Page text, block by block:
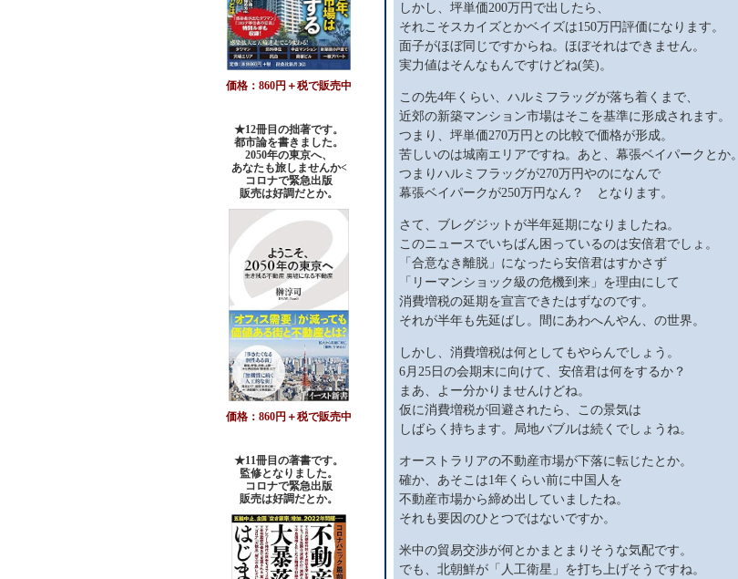
価格：860円＋税で販売中
★12冊目の拙著です。
都市論を書きました。
2050年の東京へ、
あなたも旅しませんか<
コロナで緊急出版
販売は好調だとか。
価格：860円＋税で販売中
★11冊目の著書です。
監修となりました。
コロナで緊急出版
販売は好調だとか。
しかし、坪単価200万円で出したら、
それこそスカイズとかベイズは150万円評価になります。
面子がほぼ同じですからね。ほぼそれはできません。
実力値はそんなもんですけどね(笑)。
この先4年くらい、ハルミフラッグが落ち着くまで、
近郊の新築マンション市場はそこを基準に形成されます。
つまり、坪単価270万円との比較で価格が形成。
苦しいのは城南エリアですね。あと、幕張ベイパークとか。
つまりハルミフラッグが270万円やのになんで
幕張ベイパークが250万円なん？ となります。
さて、ブレグジットが半年延期になりましたね。
このニュースでいちばん困っているのは安倍君でしょ。
「合意なき離脱」になったら安倍君はすかさず
「リーマンショック級の危機到来」を理由にして
消費増税の延期を宣言できたはずなのです。
それが半年も先延ばし。間にあわへんやん、の世界。
しかし、消費増税は何としてもやらんでしょう。
6月25日の会期末に向けて、安倍君は何をするか？
まあ、よー分かりませんけどね。
仮に消費増税が回避されたら、この景気は
しばらく持ちます。局地バブルは続くでしょうね。
オーストラリアの不動産市場が下落に転じたとか。
確か、あそこは1年くらい前に中国人を
不動産市場から締め出していましたね。
それも要因のひとつではないですか。
米中の貿易交渉が何とかまとまりそうな気配です。
でも、北朝鮮が「人工衛星」を打ち上げそうですね。